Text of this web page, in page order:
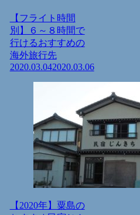
【フライト時間
別】６～８時間で
行けるおすすめの
海外旅行先
2020.03.042020.03.06
【2020年】粟島の